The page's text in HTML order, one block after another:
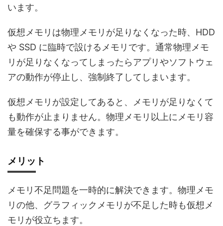
います。
仮想メモリは物理メモリが足りなくなった時、HDD
や SSD に臨時で設けるメモリです。通常物理メモ
リが足りなくなってしまったらアプリやソフトウェ
アの動作が停止し、強制終了してしまいます。
仮想メモリが設定してあると、メモリが足りなくて
も動作が止まりません。物理メモリ以上にメモリ容
量を確保する事ができます。
メリット
メモリ不足問題を一時的に解決できます。物理メモ
リの他、グラフィックメモリが不足した時も仮想メ
モリが役立ちます。